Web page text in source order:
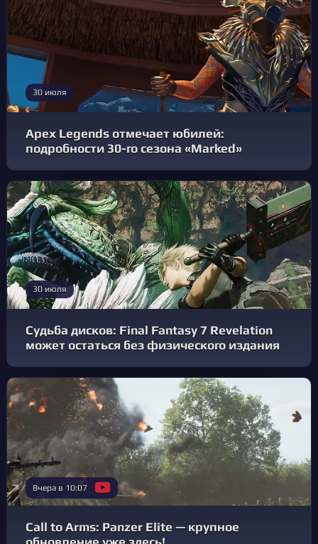
30 июля
Apex Legends отмечает юбилей:
подробности 30-го сезона «Marked»
30 июля
Судьба дисков: Final Fantasy 7 Revelation
может остаться без физического издания
Вчера в 10:07
Call to Arms: Panzer Elite — крупное